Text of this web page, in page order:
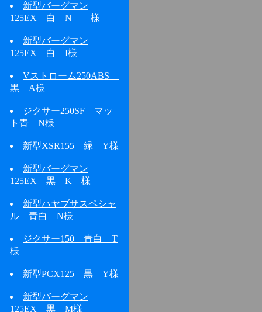
新型バーグマン
125EX 白 N 様
新型バーグマン
125EX 白 I様
Vストローム250ABS
黒 A様
ジクサー250SF マッ
ト青 N様
新型XSR155 緑 Y様
新型バーグマン
125EX 黒 K 様
新型ハヤブサスペシャ
ル 青白 N様
ジクサー150 青白 T
様
新型PCX125 黒 Y様
新型バーグマン
125EX 黒 M様